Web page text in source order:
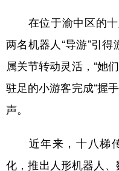
在位于渝中区的十
两名机器人“导游”引得
属关节转动灵活，“她
驻足的小游客完成“握
声。
近年来，十八梯传
化，推出人形机器人